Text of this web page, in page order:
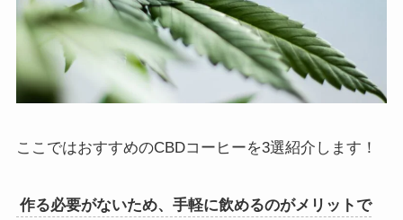
ここではおすすめのCBDコーヒーを3選紹介します！
作る必要がないため、手軽に飲めるのがメリットで